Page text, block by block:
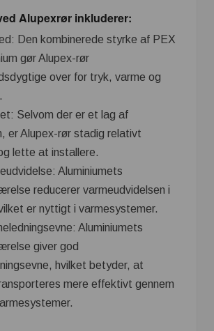
Alupexrør inkluderer:
Den kombinerede styrke af PEX
gør Alupex-rør
over for tryk, varme og
Selvom der er et lag af
er Alupex-rør stadig relativt
lette at installere.
Aluminiumets
reducerer varmeudvidelsen i
er nyttigt i varmesystemer.
Aluminiumets
giver god
hvilket betyder, at
mere effektivt gennem